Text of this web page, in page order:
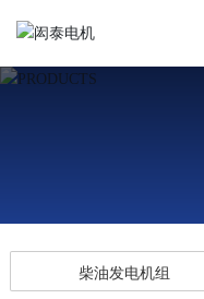
柴油发电机组